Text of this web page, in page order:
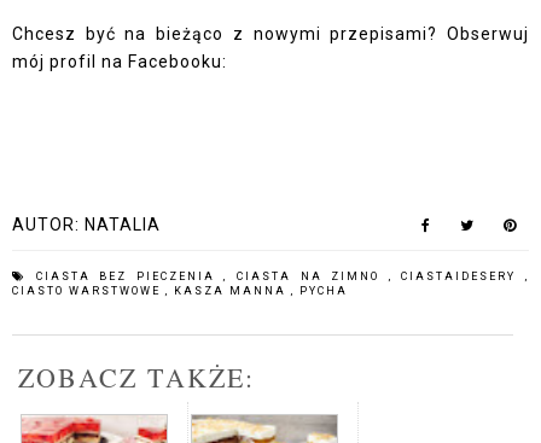
Chcesz być na bieżąco z nowymi przepisami? Obserwuj
mój profil na Facebooku:
AUTOR: NATALIA
CIASTA BEZ PIECZENIA ,CIASTA NA ZIMNO ,CIASTAIDESERY
CIASTO WARSTWOWE
KASZA MANNA PYCHA
ZOBACZ TAKŻE: